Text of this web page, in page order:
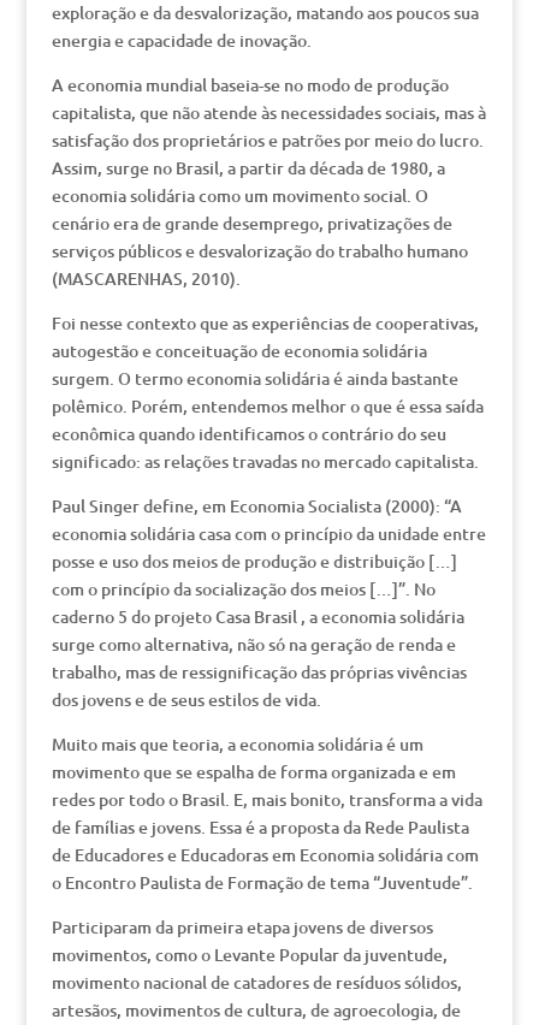
exploração e da desvalorização, matando aos poucos sua
energia e capacidade de inovação.
A economia mundial baseia-se no modo de produção
capitalista, que não atende às necessidades sociais, mas à
satisfação dos proprietários e patrões por meio do lucro.
Assim, surge no Brasil, a partir da década de 1980, a
economia solidária como um movimento social. O
cenário era de grande desemprego, privatizações de
serviços públicos e desvalorização do trabalho humano
(MASCARENHAS, 2010).
Foi nesse contexto que as experiências de cooperativas,
autogestão e conceituação de economia solidária
surgem. O termo economia solidária é ainda bastante
polêmico. Porém, entendemos melhor o que é essa saída
econômica quando identificamos o contrário do seu
significado: as relações travadas no mercado capitalista.
Paul Singer define, em Economia Socialista (2000): “A
economia solidária casa com o princípio da unidade entre
posse e uso dos meios de produção e distribuição […]
com o princípio da socialização dos meios […]”. No
caderno 5 do projeto Casa Brasil , a economia solidária
surge como alternativa, não só na geração de renda e
trabalho, mas de ressignificação das próprias vivências
dos jovens e de seus estilos de vida.
Muito mais que teoria, a economia solidária é um
movimento que se espalha de forma organizada e em
redes por todo o Brasil. E, mais bonito, transforma a vida
de famílias e jovens. Essa é a proposta da Rede Paulista
de Educadores e Educadoras em Economia solidária com
o Encontro Paulista de Formação de tema “Juventude”.
Participaram da primeira etapa jovens de diversos
movimentos, como o Levante Popular da juventude,
movimento nacional de catadores de resíduos sólidos,
artesãos, movimentos de cultura, de agroecologia, de